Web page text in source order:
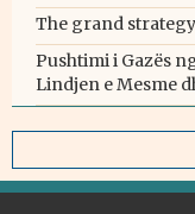
The grand
Pushtimi i Gazës
Lindjen e Mesme